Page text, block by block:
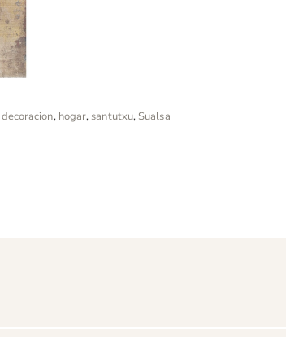
decoracion, hogar, santutxu, Sualsa